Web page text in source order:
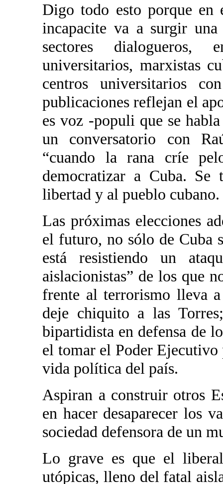
Digo todo esto porque en
incapacite va a surgir
sectores dialogueros,
universitarios, marxistas
centros universitarios
publicaciones reflejan el
es voz -populi que se
un conversatorio con
“cuando la rana críe
democratizar a Cuba.
libertad y al pueblo cubano.
Las próximas elecciones
el futuro, no sólo de Cuba
está resistiendo un
aislacionistas” de los que
frente al terrorismo lleva
deje chiquito a las
bipartidista en defensa de
el tomar el Poder
vida política del país.
Aspiran a construir otros
en hacer desaparecer los
sociedad defensora de un
Lo grave es que el
utópicas, lleno del fatal